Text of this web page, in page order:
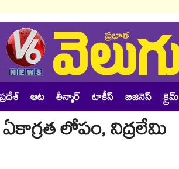
ఆట తీన్మార్ టాకీస్ బిజినెస్ క్రైమ్
ఏకాగ్రత లోపం, నిద్రలేమి